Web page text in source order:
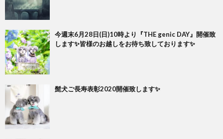
今週末6月28日(日)10時より『THE genic DAY』開催致
します✨皆様のお越しをお待ち致しております✨
髭犬ご長寿表彰2020開催致します✨